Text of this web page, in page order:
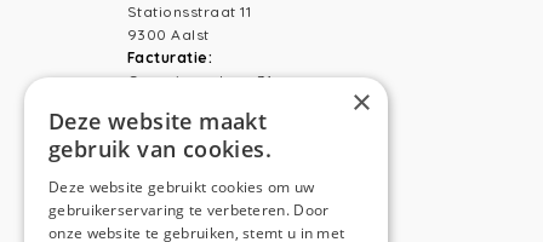
Stationsstraat 11
9300 Aalst
Facturatie:
Capucienenlaan 31
Telefoon:0473 44 56 94
NAVIGATION
×
Deze website maakt
gebruik van cookies.
Deze website gebruikt cookies om uw
gebruikerservaring te verbeteren. Door
onze website te gebruiken, stemt u in met